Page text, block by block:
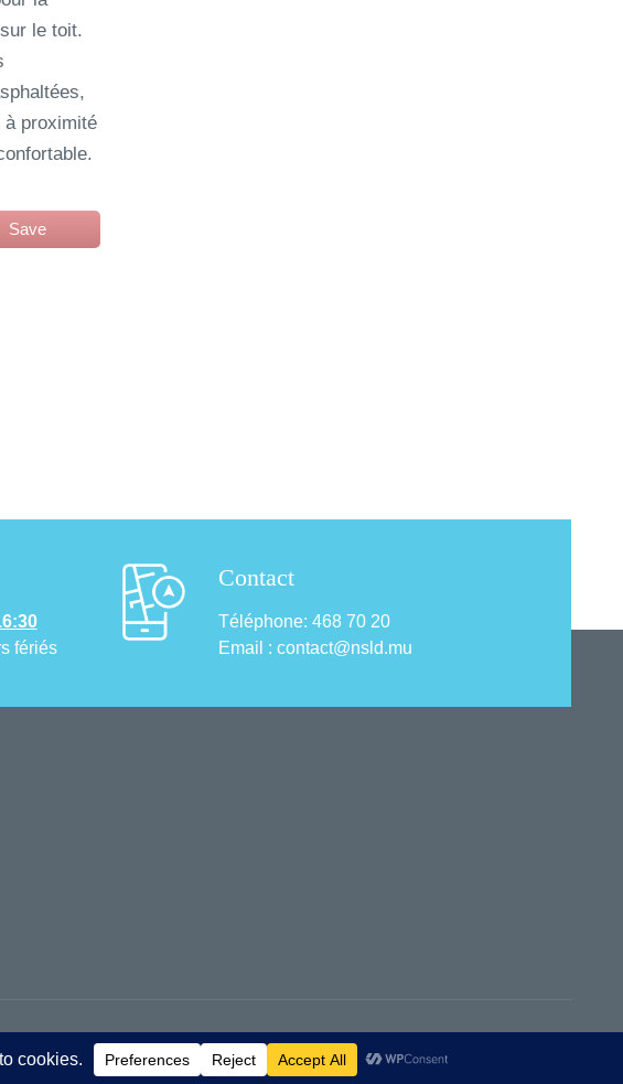
le toit.
à proximité
Save
fériés
Contact
Téléphone: 468 70 20
Email : contact@nsld.mu